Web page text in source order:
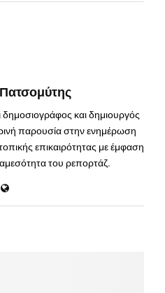
και δημιουργός
παρουσία στην ενημέρωση
επικαιρότητας με έμφαση
αμεσότητα του ρεπορτάζ.